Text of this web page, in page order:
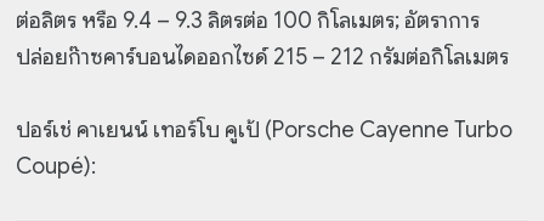
ต่อลิตร หรือ 9.4 – 9.3 ลิตรต่อ 100 กิโลเมตร; อัตราการ
ปล่อยก๊าซคาร์บอนไดออกไซด์ 215 – 212 กรัมต่อกิโลเมตร
ปอร์เช่ คาเยนน์ เทอร์โบ คูเป้ (Porsche Cayenne Turbo
Coupé):